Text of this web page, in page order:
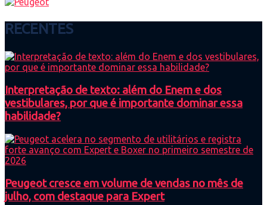
RECENTES
Interpretação de texto: além do Enem e dos
vestibulares, por que é importante dominar essa
habilidade?
Peugeot cresce em volume de vendas no mês de
julho, com destaque para Expert